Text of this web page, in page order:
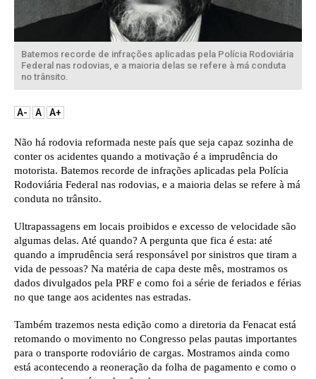
Batemos recorde de infrações aplicadas pela Polícia Rodoviária
Federal nas rodovias, e a maioria delas se refere à má conduta
no trânsito.
A- A A+
Não há rodovia reformada neste país que seja capaz sozinha de
conter os acidentes quando a motivação é a imprudência do
motorista. Batemos recorde de infrações aplicadas pela Polícia
Rodoviária Federal nas rodovias, e a maioria delas se refere à má
conduta no trânsito.
Ultrapassagens em locais proibidos e excesso de velocidade são
algumas delas. Até quando? A pergunta que fica é esta: até
quando a imprudência será responsável por sinistros que tiram a
vida de pessoas? Na matéria de capa deste mês, mostramos os
dados divulgados pela PRF e como foi a série de feriados e férias
no que tange aos acidentes nas estradas.
Também trazemos nesta edição como a diretoria da Fenacat está
retomando o movimento no Congresso pelas pautas importantes
para o transporte rodoviário de cargas. Mostramos ainda como
está acontecendo a reoneração da folha de pagamento e como o